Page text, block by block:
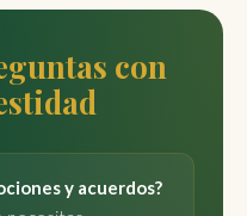
con
y acuerdos?